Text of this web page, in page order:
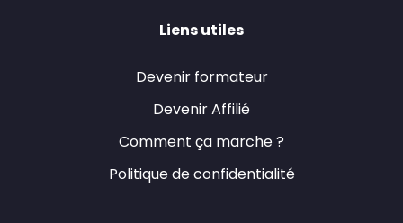
Liens utiles
Devenir formateur
Devenir Affilié
Comment ça marche ?
Politique de confidentialité